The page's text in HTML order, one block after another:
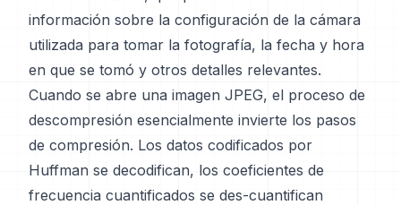
información sobre la configuración de la cámara
utilizada para tomar la fotografía, la fecha y hora
en que se tomó y otros detalles relevantes.
Cuando se abre una imagen JPEG, el proceso de
descompresión esencialmente invierte los pasos
de compresión. Los datos codificados por
Huffman se decodifican, los coeficientes de
frecuencia cuantificados se des-cuantifican